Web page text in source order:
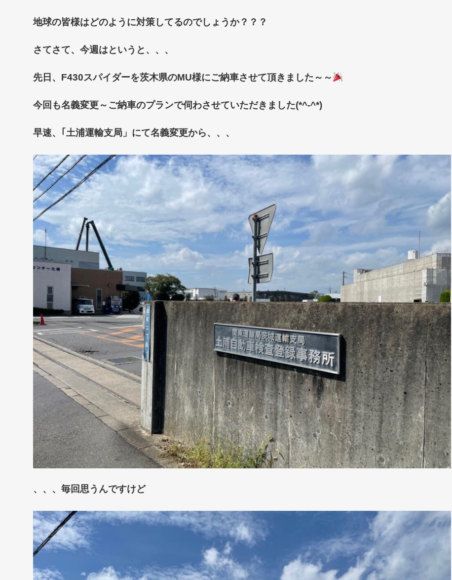
地球の皆様はどのように対策してるのでしょうか？？？
さてさて、今週はというと、、、
先日、F430スパイダーを茨木県のMU様にご納車させて頂きました～～
今回も名義変更～ご納車のプランで伺わさせていただきました(*^-^*)
早速、｢土浦運輸支局」にて名義変更から、、、
、、、毎回思うんですけど